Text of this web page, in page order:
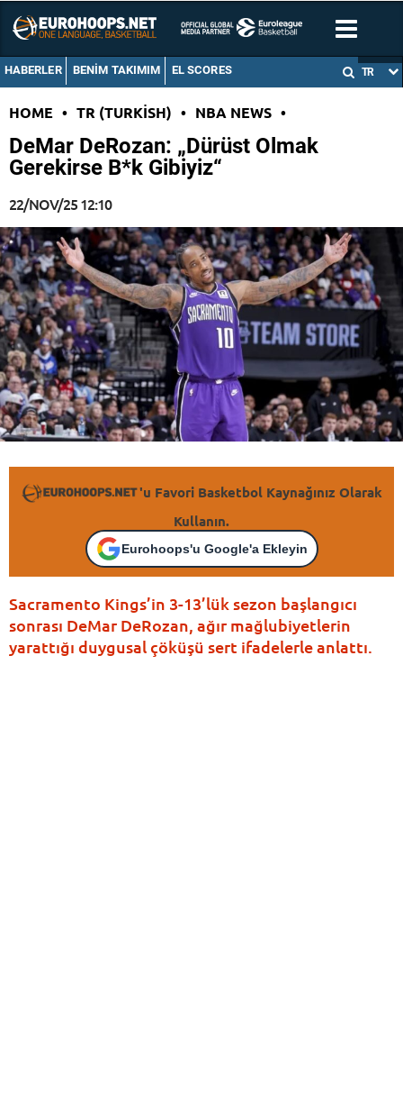
HABERLER BENIM TAKIMIM EL SCORES TR
HOME • TR (TURKISH) • NBA NEWS •
DeMar DeRozan: „Dürüst Olmak
Gerekirse B*k Gibiyiz“
22/NOV/25 12:10
'u Favori Basketbol Kaynağınız Olarak
Kullanın.
Eurohoops'u Google'a Ekleyin
Sacramento Kings’in 3-13’lük sezon başlangıcı
sonrası DeMar DeRozan, ağır mağlubiyetlerin
yarattığı duygusal çöküşü sert ifadelerle anlattı.